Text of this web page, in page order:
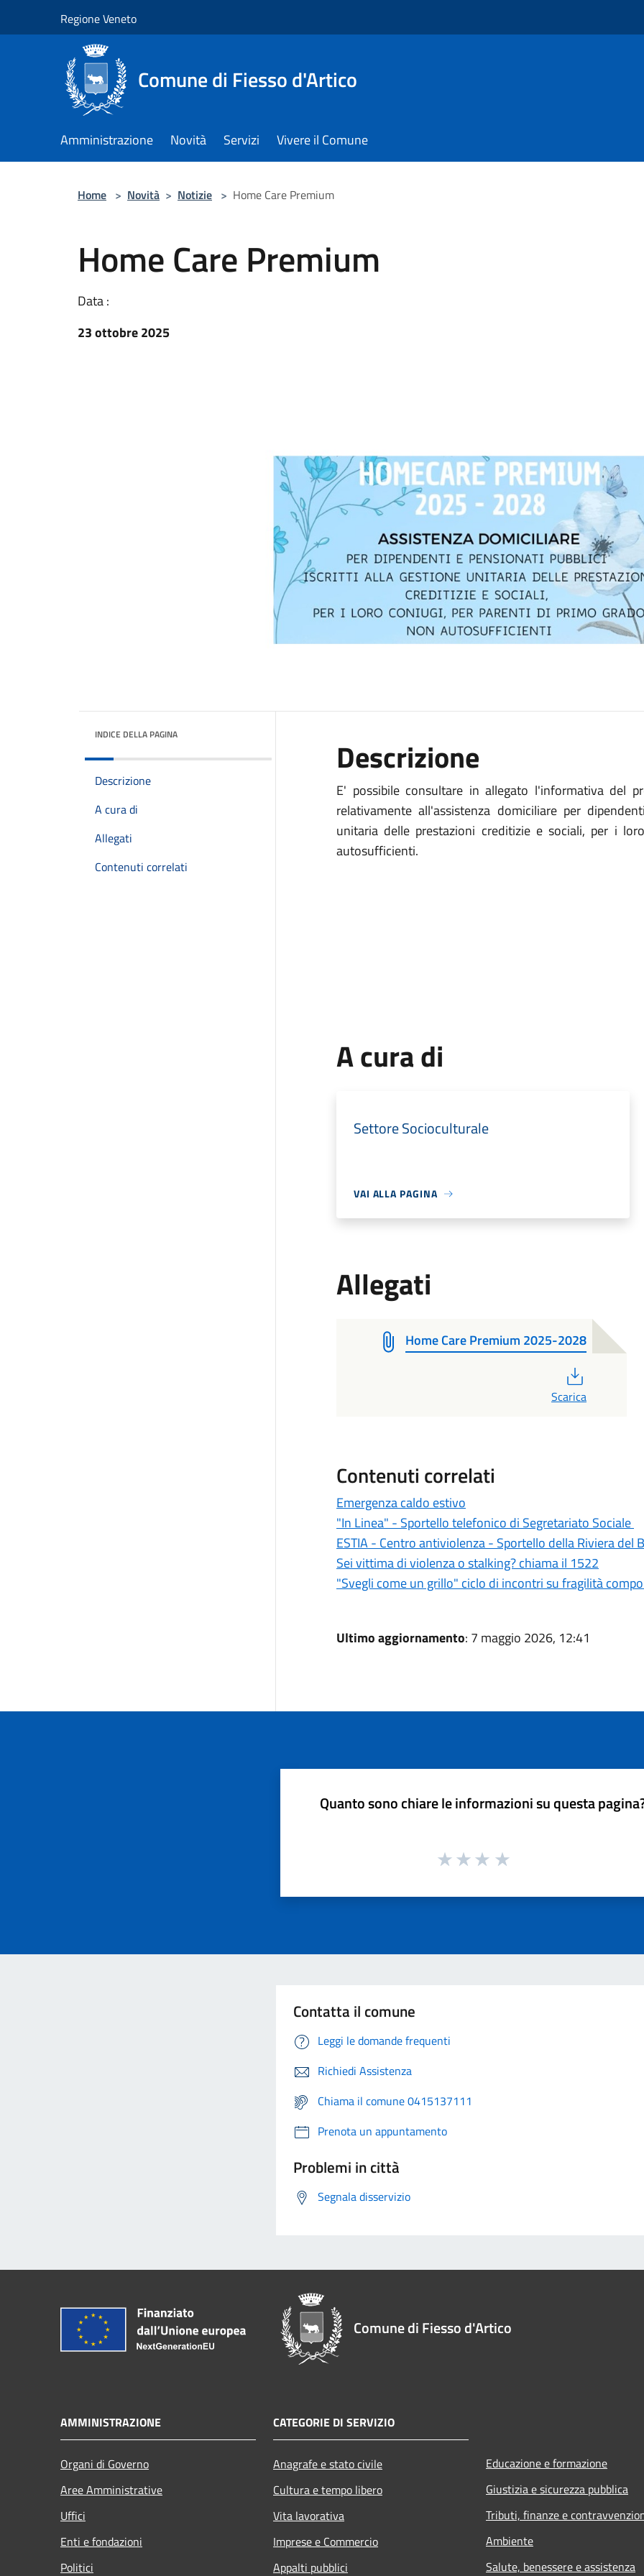
Regione Veneto
Comune di Fiesso d'Artico
Amministrazione Novità Servizi Vivere il Comune
Home > Novità > Notizie > Home Care Premium
Home Care Premium
Data :
23 ottobre 2025
INDICE DELLA PAGINA
Descrizione
A cura di
Allegati
Contenuti correlati
Descrizione
E' possibile consultare in allegato l'informativa del
relativamente all'assistenza domiciliare per
unitaria delle prestazioni creditizie e sociali, per i
autosufficienti.
A cura di
Settore Socioculturale
VAI ALLA PAGINA
Allegati
Home Care Premium 2025-2028
Scarica
Contenuti correlati
Emergenza caldo estivo
"In Linea" - Sportello telefonico di Segretariato Sociale
ESTIA - Centro antiviolenza - Sportello della Riviera del
Sei vittima di violenza o stalking? chiama il 1522
"Svegli come un grillo" ciclo di incontri su fragilità
Ultimo aggiornamento: 7 maggio 2026, 12:41
Quanto sono chiare le informazioni su questa
Contatta il comune
Leggi le domande frequenti
Richiedi Assistenza
Chiama il comune 0415137111
Prenota un appuntamento
Problemi in città
Segnala disservizio
Comune di Fiesso d'Artico
AMMINISTRAZIONE
Organi di Governo
Aree Amministrative
Uffici
Enti e fondazioni
Politici
CATEGORIE DI SERVIZIO
Anagrafe e stato civile
Cultura e tempo libero
Vita lavorativa
Imprese e Commercio
Appalti pubblici
Educazione e formazione
Giustizia e sicurezza pubblica
Tributi, finanze e
Ambiente
Salute, benessere e assistenza